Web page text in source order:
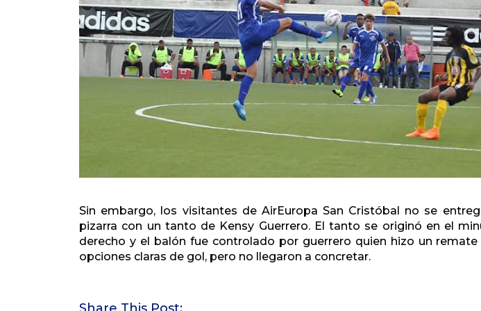
Sin embargo, los visitantes de AirEuropa San Cristóbal no se
pizarra con un tanto de Kensy Guerrero. El tanto se originó en el
derecho y el balón fue controlado por guerrero quien hizo un
opciones claras de gol, pero no llegaron a concretar.